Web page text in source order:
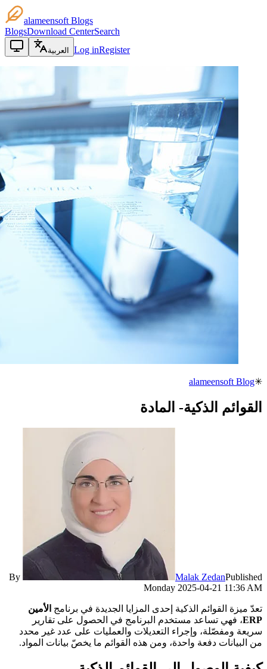
alameensoft Blogs
BlogsDownload CenterSearch
العربية Log inRegister
✳
alameensoft Blog
القوائم الذكية- المادة
By Malak ZedanPublished
Monday 2025-04-21 11:36 AM
تعدّ ميزة القوائم الذكية إحدى المزايا الجديدة في برنامج الأمين
ERP، فهي تساعد مستخدم البرنامج في الحصول على تقارير
سريعة ومفصّلة، وإجراء التعديلات والعمليات على عدد غير محدد
من البيانات دفعة واحدة، ومن هذه القوائم ما يخصّ بيانات المواد.